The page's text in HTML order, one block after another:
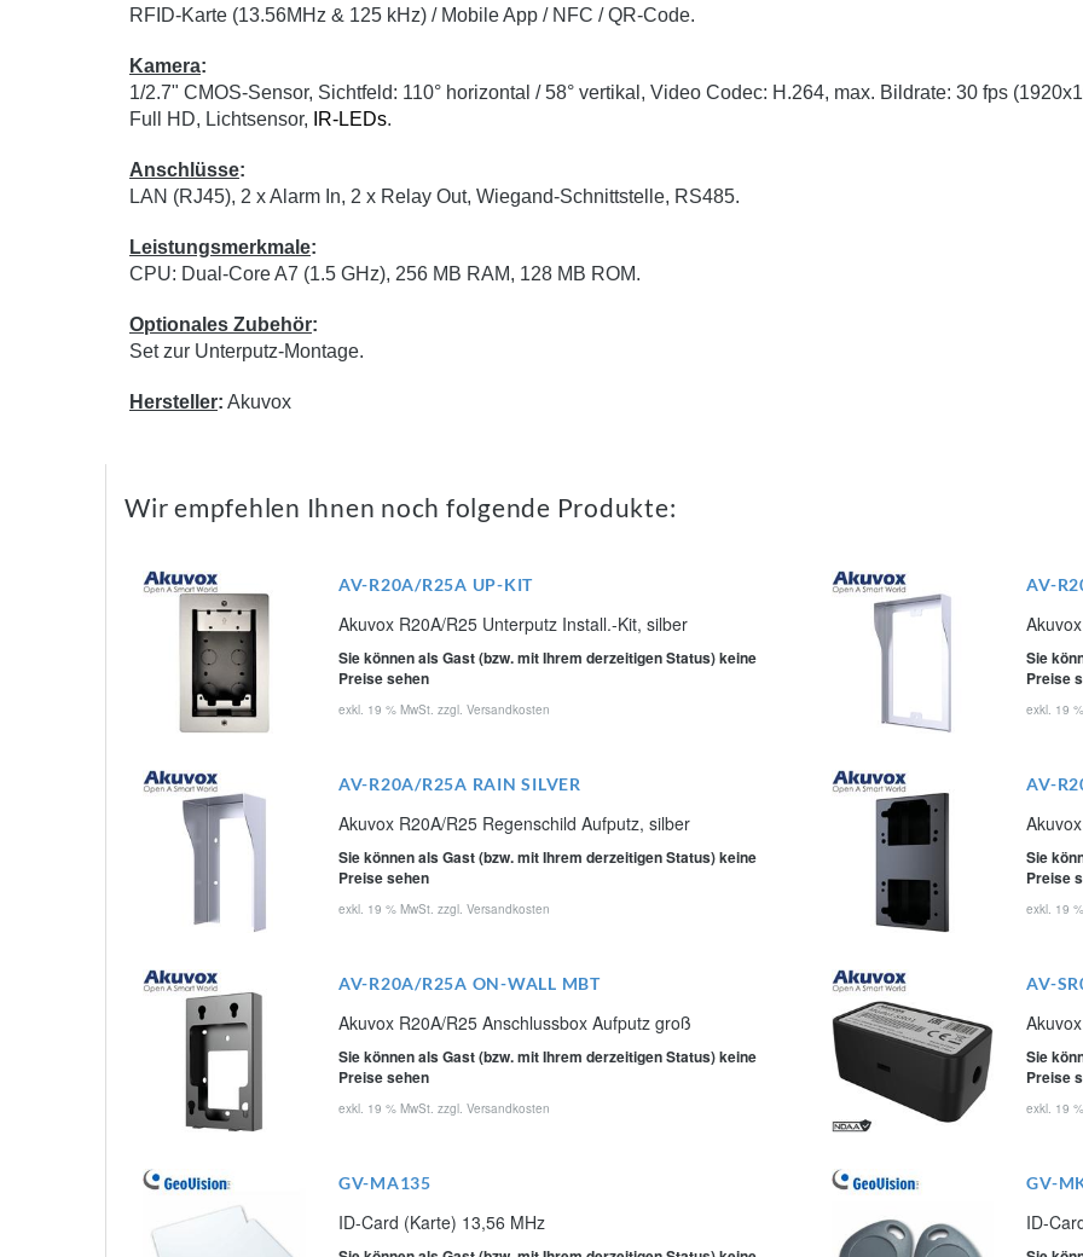
RFID-Karte (13.56MHz & 125 kHz) / Mobile App / NFC / QR-Code.
Kamera:
1/2.7" CMOS-Sensor, Sichtfeld: 110° horizontal / 58° vertikal, Video Codec: H.264, max. Bildrate: 30 fps
Full HD, Lichtsensor,
IR-LEDs.
Anschlüsse:
LAN (RJ45), 2 x Alarm In, 2 x Relay Out, Wiegand-Schnittstelle, RS485.
Leistungsmerkmale:
CPU: Dual-Core A7 (1.5 GHz), 256 MB RAM, 128 MB ROM.
Optionales Zubehör:
Set zur Unterputz-Montage.
Hersteller: Akuvox
Wir empfehlen Ihnen noch folgende Produkte:
AV-R20A/R25A UP-KIT
Akuvox R20A/R25 Unterputz Install.-Kit, silber
Sie können als Gast (bzw. mit Ihrem derzeitigen Status) keine
Preise sehen
exkl. 19 % MwSt. zzgl. Versandkosten
AV-
Sie
Preise
exkl. 19
AV-R20A/R25A RAIN SILVER
Akuvox R20A/R25 Regenschild Aufputz, silber
Sie können als Gast (bzw. mit Ihrem derzeitigen Status) keine
Preise sehen
exkl. 19 % MwSt. zzgl. Versandkosten
AV-
Sie
Preise
exkl. 19
AV-R20A/R25A ON-WALL MBT
Akuvox R20A/R25 Anschlussbox Aufputz groß
Sie können als Gast (bzw. mit Ihrem derzeitigen Status) keine
Preise sehen
exkl. 19 % MwSt. zzgl. Versandkosten
AV-
Sie
Preise
exkl. 19
GV-MA135
ID-Card (Karte) 13,56 MHz
GV-
ID-